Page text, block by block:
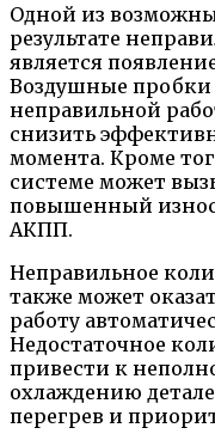
Одной из
результате
является
Воздушные пробки
неправильной
снизить
момента. Кроме
системе может
повышенный износ
АКПП.
Неправильное
также может
работу
Недостаточное
привести к
охлаждению
перегрев и